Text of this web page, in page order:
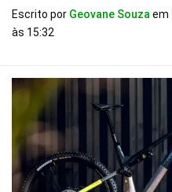
Escrito por Geovane Souza em
às 15:32